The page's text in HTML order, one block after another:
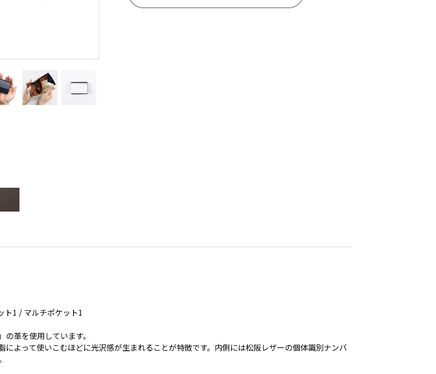
ト1 / マルチポケット1
革を使用しています。
よって使いこむほどに光沢感が生まれることが特徴です。内側には松阪レザーの個体識別ナンバ